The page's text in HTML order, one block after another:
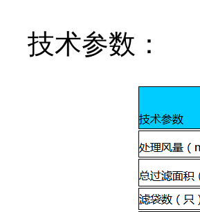
技术参数：